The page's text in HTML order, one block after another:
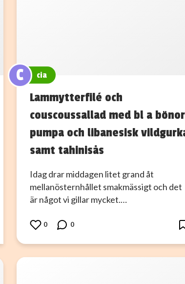
C cia
Lammytterfilé och
couscoussallad med bl a
pumpa och libanesisk
samt tahinisås
Idag drar middagen litet grand åt
mellanösternhållet smakmässigt och det
är något vi gillar mycket.…
0 0